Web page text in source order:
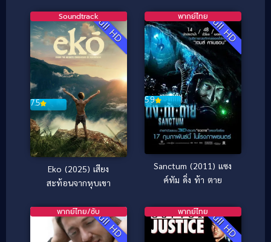
(2024)Full HD
7.5
Soundtrack
Eko (2025) เสียง
สะท้อนจากหุบเขา
Full HD
5.9
พากย์ไทย
Sanctum (2011) แซง
ค์ทัม ดิ่ง ท้า ตาย
Full HD
พากย์ไทย/ซับ Full HD
พากย์ไทย